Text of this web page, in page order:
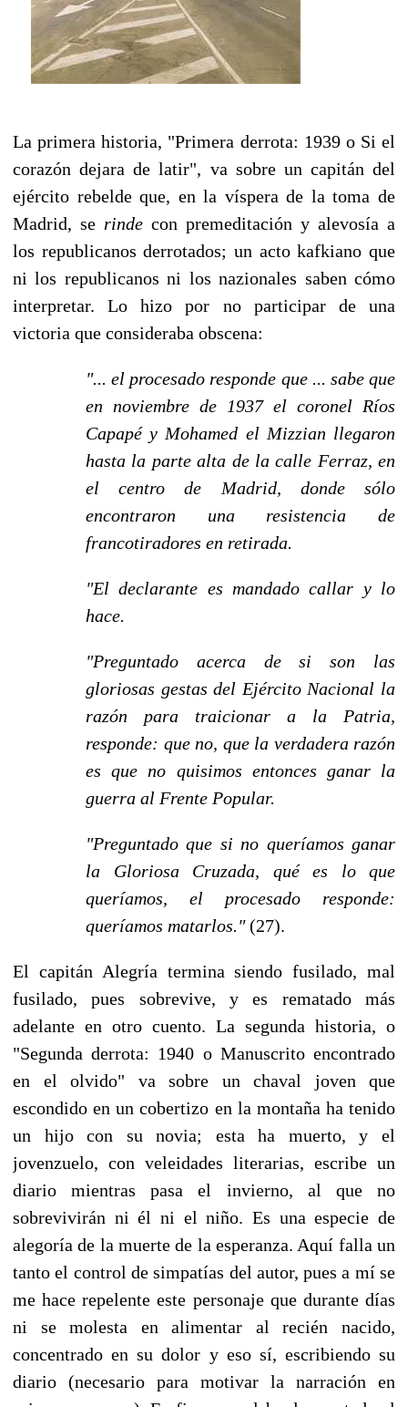
La primera historia, "Primera derrota: 1939 o Si el
corazón dejara de latir", va sobre un capitán del
ejército rebelde que, en la víspera de la toma de
Madrid, se rinde con premeditación y alevosía a
los republicanos derrotados; un acto kafkiano que
ni los republicanos ni los nazionales saben cómo
interpretar. Lo hizo por no participar de una
victoria que consideraba obscena:
"... el procesado responde que ... sabe que
en noviembre de 1937 el coronel Ríos
Capapé y Mohamed el Mizzian llegaron
hasta la parte alta de la calle Ferraz, en
el centro de Madrid, donde sólo
encontraron una resistencia de
francotiradores en retirada.
"El declarante es mandado callar y lo
hace.
"Preguntado acerca de si son las
gloriosas gestas del Ejército Nacional la
razón para traicionar a la Patria,
responde: que no, que la verdadera razón
es que no quisimos entonces ganar la
guerra al Frente Popular.
"Preguntado que si no queríamos ganar
la Gloriosa Cruzada, qué es lo que
queríamos, el procesado responde:
queríamos matarlos."(27).
El capitán Alegría termina siendo fusilado, mal
fusilado, pues sobrevive, y es rematado más
adelante en otro cuento. La segunda historia, o
"Segunda derrota: 1940 o Manuscrito encontrado
en el olvido" va sobre un chaval joven que
escondido en un cobertizo en la montaña ha tenido
un hijo con su novia; esta ha muerto, y el
jovenzuelo, con veleidades literarias, escribe un
diario mientras pasa el invierno, al que no
sobrevivirán ni él ni el niño. Es una especie de
alegoría de la muerte de la esperanza. Aquí falla un
tanto el control de simpatías del autor, pues a mí se
me hace repelente este personaje que durante días
ni se molesta en alimentar al recién nacido,
concentrado en su dolor y eso sí, escribiendo su
diario (necesario para motivar la narración en